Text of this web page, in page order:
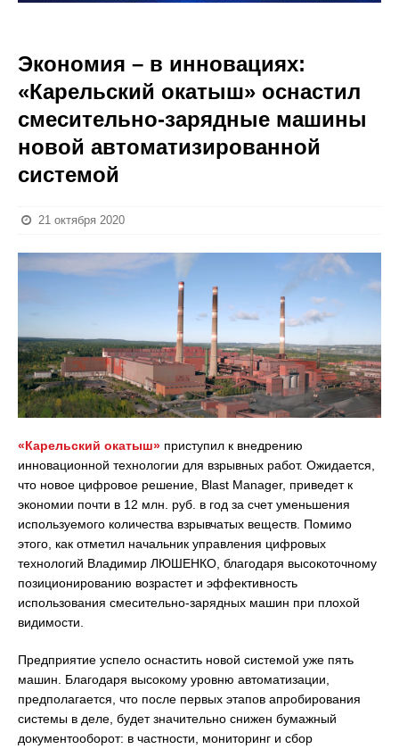
Экономия – в инновациях:
«Карельский окатыш» оснастил
смесительно-зарядные машины
новой автоматизированной
системой
21 октября 2020
«Карельский окатыш» приступил к внедрению
инновационной технологии для взрывных работ. Ожидается,
что новое цифровое решение, Blast Manager, приведет к
экономии почти в 12 млн. руб. в год за счет уменьшения
используемого количества взрывчатых веществ. Помимо
этого, как отметил начальник управления цифровых
технологий Владимир ЛЮШЕНКО, благодаря высокоточному
позиционированию возрастет и эффективность
использования смесительно-зарядных машин при плохой
видимости.
Предприятие успело оснастить новой системой уже пять
машин. Благодаря высокому уровню автоматизации,
предполагается, что после первых этапов апробирования
системы в деле, будет значительно снижен бумажный
документооборот: в частности, мониторинг и сбор